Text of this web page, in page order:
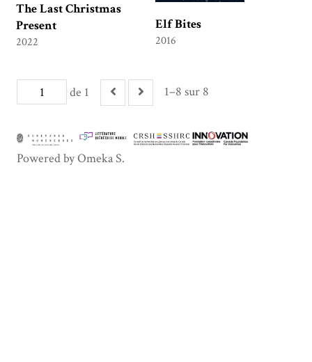
The Last Christmas
Present
2022
Elf Bites
2016
de 1 1–8 sur 8
Powered by Omeka S.